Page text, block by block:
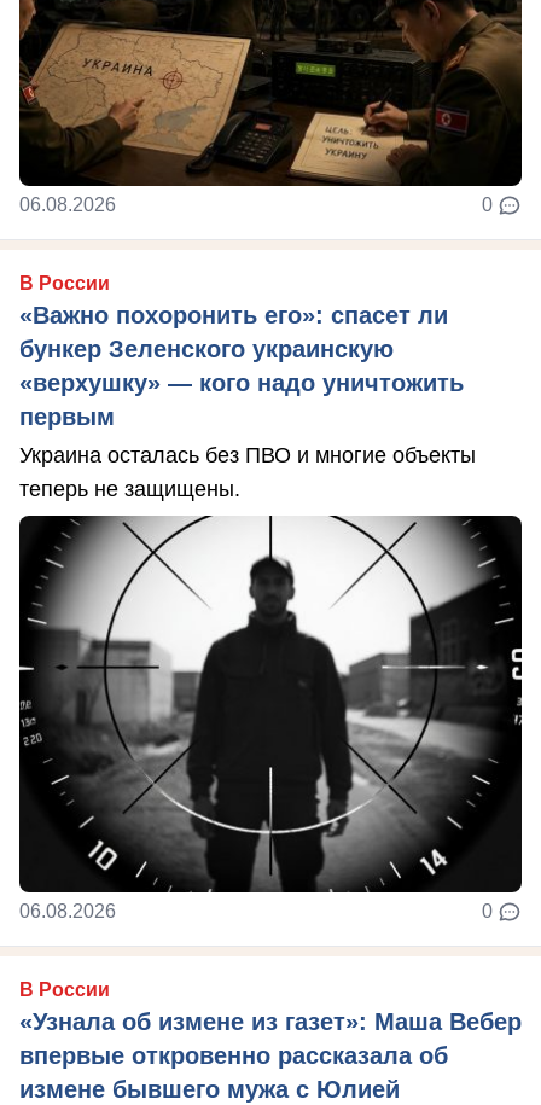
06.08.2026 0
В России
«Важно похоронить его»: спасет ли
бункер Зеленского украинскую
«верхушку» — кого надо уничтожить
первым
Украина осталась без ПВО и многие объекты
теперь не защищены.
06.08.2026 0
В России
«Узнала об измене из газет»: Маша Вебер
впервые откровенно рассказала об
измене бывшего мужа с Юлией